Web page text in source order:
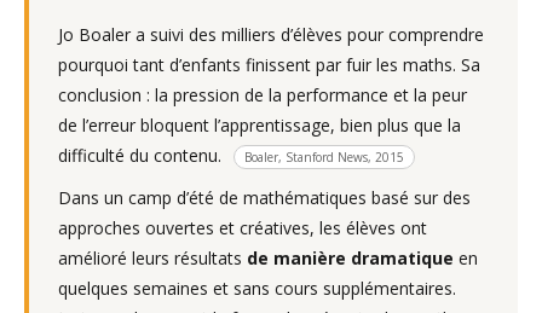
Jo Boaler a suivi des milliers d’élèves pour comprendre
pourquoi tant d’enfants finissent par fuir les maths. Sa
conclusion : la pression de la performance et la peur
de l’erreur bloquent l’apprentissage, bien plus que la
difficulté du contenu.
Boaler, Stanford News, 2015
Dans un camp d’été de mathématiques basé sur des
approches ouvertes et créatives, les élèves ont
amélioré leurs résultats de manière dramatique en
quelques semaines et sans cours supplémentaires.